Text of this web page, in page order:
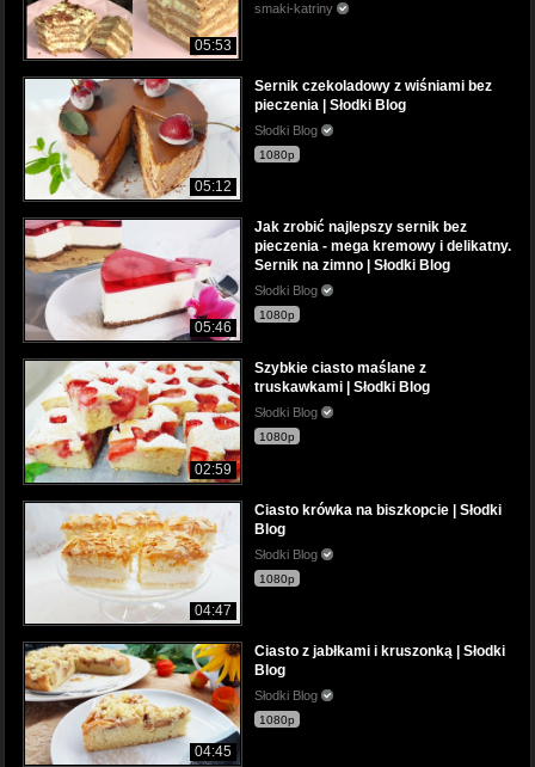
05:53
smaki-katriny
05:12
Sernik czekoladowy z wiśniami bez
pieczenia | Słodki Blog
Słodki Blog
1080p
05:46
Jak zrobić najlepszy sernik bez
pieczenia - mega kremowy i delikatny.
Sernik na zimno | Słodki Blog
Słodki Blog
1080p
02:59
Szybkie ciasto maślane z
truskawkami | Słodki Blog
Słodki Blog
1080p
04:47
Ciasto krówka na biszkopcie | Słodki
Blog
Słodki Blog
1080p
04:45
Ciasto z jabłkami i kruszonką | Słodki
Blog
Słodki Blog
1080p